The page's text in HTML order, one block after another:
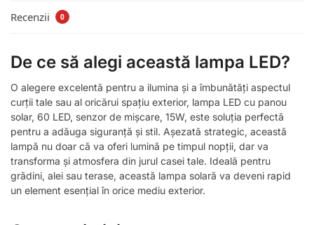
Recenzii 0
De ce să alegi această lampa LED?
O alegere excelentă pentru a ilumina și a îmbunătăți aspectul
curții tale sau al oricărui spațiu exterior, lampa LED cu panou
solar, 60 LED, senzor de mișcare, 15W, este soluția perfectă
pentru a adăuga siguranță și stil. Așezată strategic, această
lampă nu doar că va oferi lumină pe timpul nopții, dar va
transforma și atmosfera din jurul casei tale. Ideală pentru
grădini, alei sau terase, această lampa solară va deveni rapid
un element esențial în orice mediu exterior.